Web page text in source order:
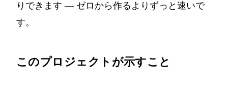
りできます — ゼロから作るよりずっと速いで
す。
このプロジェクトが示すこと